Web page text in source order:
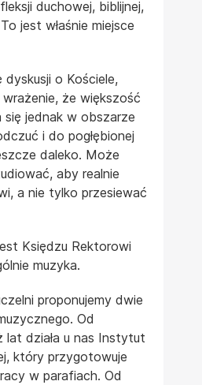
duchowej, biblijnej,
jest właśnie miejsce
dyskusji o Kościele,
że większość
się jednak w obszarze
i do pogłębionej
daleko. Może
aby realnie
a nie tylko przesiewać
Księdzu Rektorowi
muzyka.
proponujemy dwie
Od
lat działa u nas Instytut
który przygotowuje
w parafiach. Od